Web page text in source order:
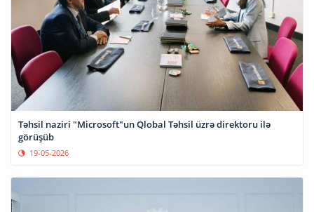
Təhsil naziri "Microsoft"un Qlobal Təhsil üzrə direktoru ilə
görüşüb
19-05-2026